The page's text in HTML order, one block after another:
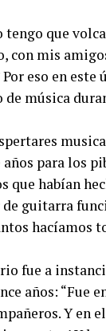
que
mis
eso en
música
para los
habían
guitarra
hacíamos
fue a
años: “Fue
Y en